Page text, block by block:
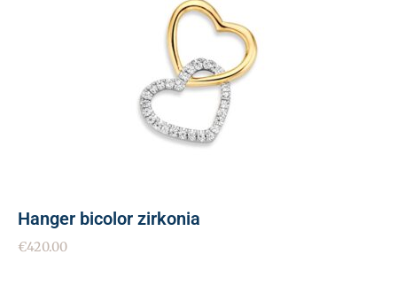
Hanger bicolor zirkonia
€420.00